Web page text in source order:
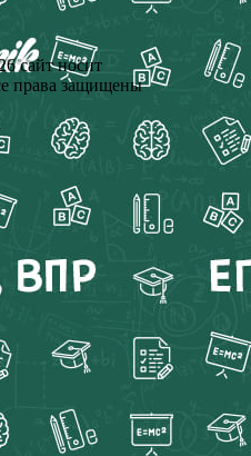
сайт носит
права защищены